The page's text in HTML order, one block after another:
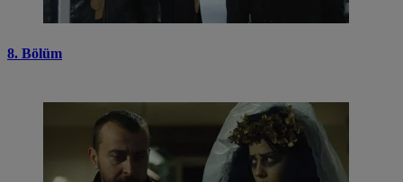
8. Bölüm